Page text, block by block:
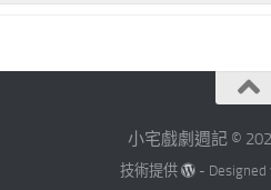
小宅戲劇週記 ©
技術提供 - Designed